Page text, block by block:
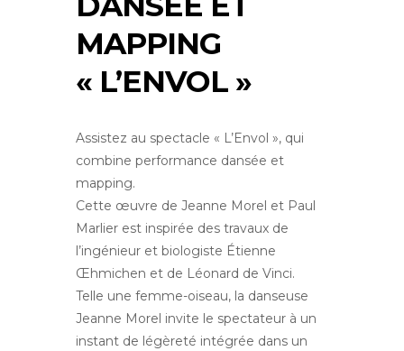
MAPPING
« L’ENVOL »
Assistez au spectacle « L’Envol », qui
combine performance dansée et
mapping.
Cette œuvre de Jeanne Morel et Paul
Marlier est inspirée des travaux de
l’ingénieur et biologiste Étienne
Œhmichen et de Léonard de Vinci.
Telle une femme-oiseau, la danseuse
Jeanne Morel invite le spectateur à un
instant de légèreté intégrée dans un